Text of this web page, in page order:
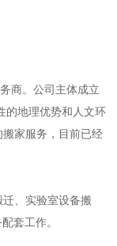
商。公司主体成立
的地理优势和人文环
家服务，目前已经
、实验室设备搬
套工作。